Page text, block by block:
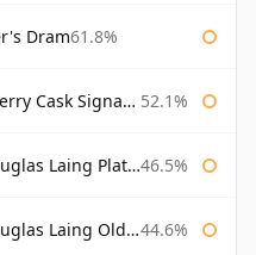
Dram61.8%
Cask Signatory 52.1%
Platinum Selection 46.5%
Old Malt Cask 44.6%